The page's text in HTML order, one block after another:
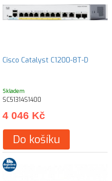
Cisco Catalyst C1200-8T-D
Skladem
SC51314S1400
4 046 Kč
Do košíku